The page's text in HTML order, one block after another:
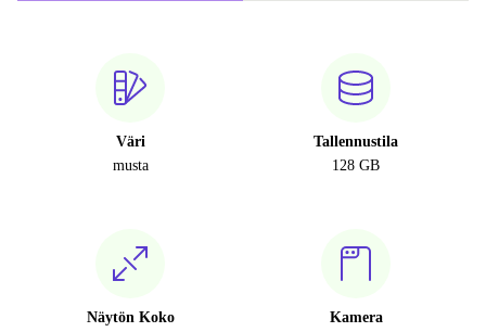
Väri
musta
Tallennustila
128 GB
Näytön Koko
Kamera